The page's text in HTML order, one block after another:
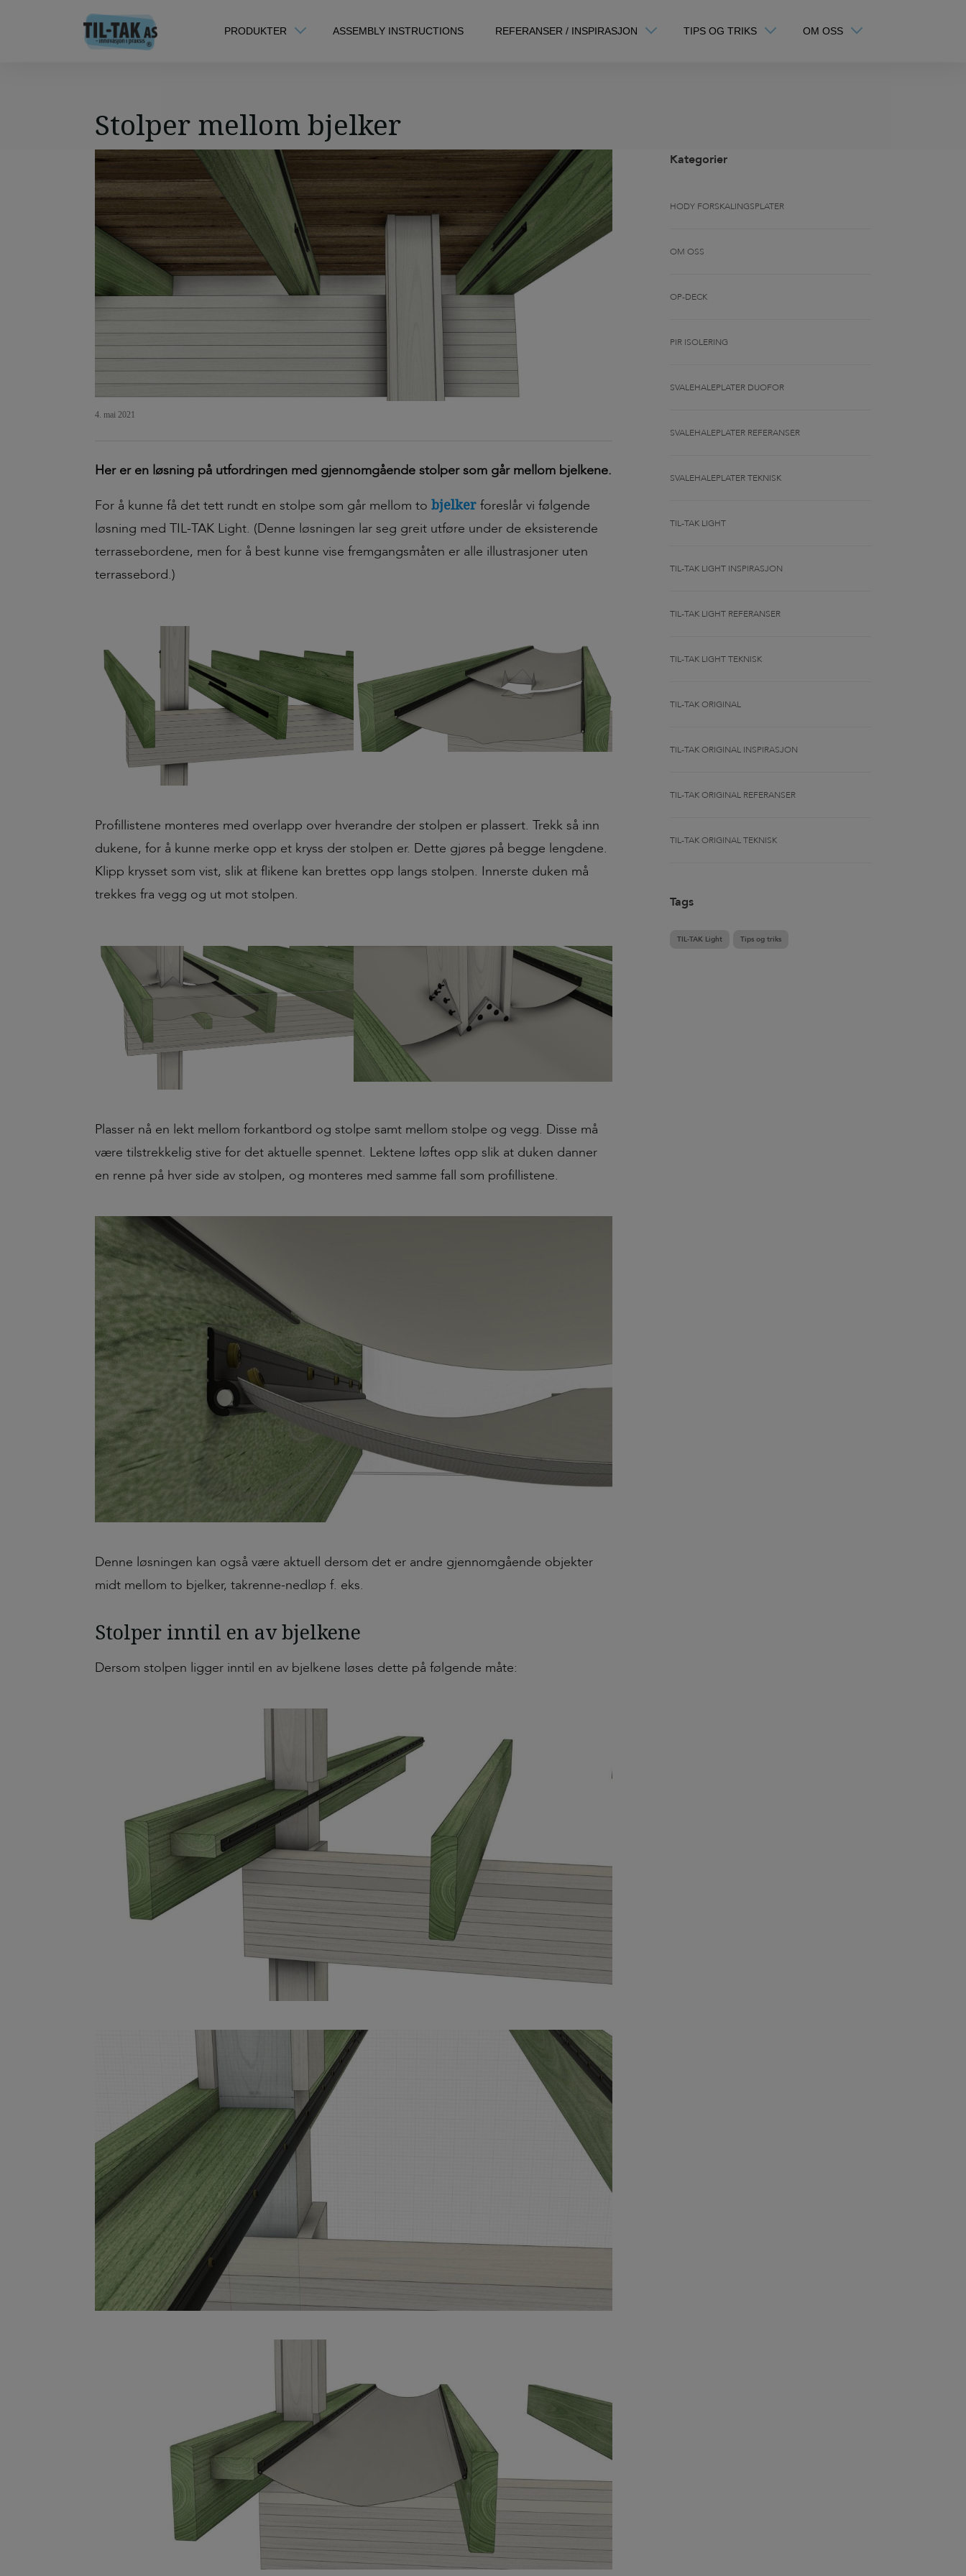
PRODUKTER ASSEMBLY INSTRUCTIONS REFERANSER / INSPIRASJON TIPS OG TRIKS OM OSS
Stolper mellom bjelker
4. mai 2021
Her er en løsning på utfordringen med gjennomgående stolper som går mellom bjelkene.
For å kunne få det tett rundt en stolpe som går mellom to bjelker foreslår vi følgende
løsning med TIL-TAK Light. (Denne løsningen lar seg greit utføre under de eksisterende
terrassebordene, men for å best kunne vise fremgangsmåten er alle illustrasjoner uten
terrassebord.)
Profillistene monteres med overlapp over hverandre der stolpen er plassert. Trekk så inn
dukene, for å kunne merke opp et kryss der stolpen er. Dette gjøres på begge lengdene.
Klipp krysset som vist, slik at flikene kan brettes opp langs stolpen. Innerste duken må
trekkes fra vegg og ut mot stolpen.
Plasser nå en lekt mellom forkantbord og stolpe samt mellom stolpe og vegg. Disse må
være tilstrekkelig stive for det aktuelle spennet. Lektene løftes opp slik at duken danner
en renne på hver side av stolpen, og monteres med samme fall som profillistene.
Denne løsningen kan også være aktuell dersom det er andre gjennomgående objekter
midt mellom to bjelker, takrenne-nedløp f. eks.
Stolper inntil en av bjelkene
Dersom stolpen ligger inntil en av bjelkene løses dette på følgende måte:
Kategorier
HODY FORSKALINGSPLATER
OM OSS
OP-DECK
PIR ISOLERING
SVALEHALEPLATER DUOFOR
SVALEHALEPLATER REFERANSER
SVALEHALEPLATER TEKNISK
TIL-TAK LIGHT
TIL-TAK LIGHT INSPIRASJON
TIL-TAK LIGHT REFERANSER
TIL-TAK LIGHT TEKNISK
TIL-TAK ORIGINAL
TIL-TAK ORIGINAL INSPIRASJON
TIL-TAK ORIGINAL REFERANSER
TIL-TAK ORIGINAL TEKNISK
Tags
TIL-TAK Light Tips og triks